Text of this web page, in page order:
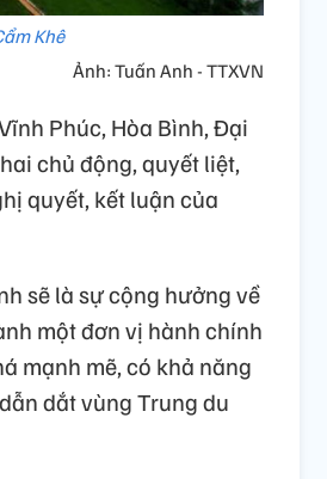
Khê
Ảnh: Tuấn Anh - TTXVN
Phúc, Hòa Bình, Đại
chủ động, quyết liệt,
quyết, kết luận của
sẽ là sự cộng hưởng về
một đơn vị hành chính
mạnh mẽ, có khả năng
dắt vùng Trung du